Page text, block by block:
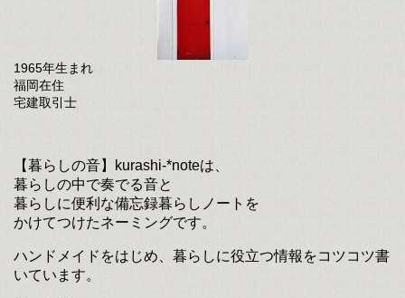
1965年生まれ
福岡在住
宅建取引士
【暮らしの音】kurashi-*noteは、
暮らしの中で奏でる音と
暮らしに便利な備忘録暮らしノートを
かけてつけたネーミングです。
ハンドメイドをはじめ、暮らしに役立つ情報をコツコツ書
いています。